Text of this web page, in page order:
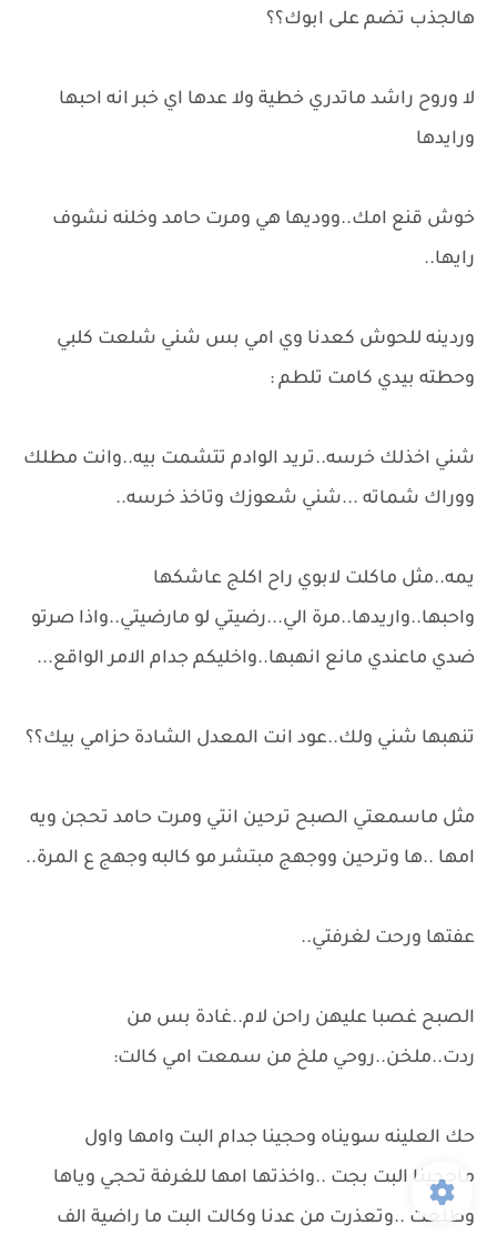
هالجذب تضم على ابوك؟؟
لا وروح راشد ماتدري خطية ولا عدها اي خبر انه احبها
ورايدها
خوش قنع امك..ووديها هي ومرت حامد وخلنه نشوف
رايها..
وردينه للحوش كعدنا وي امي بس شني شلعت كلبي
وحطته بيدي كامت تلطم :
شني اخذلك خرسه..تريد الوادم تتشمت بيه..وانت مطلك
ووراك شماته ...شني شعوزك وتاخذ خرسه..
يمه..مثل ماكلت لابوي راح اكلج عاشكها
واحبها..واريدها..مرة الي...رضيتي لو مارضيتي..واذا صرتو
ضدي ماعندي مانع انهبها..واخليكم جدام الامر الواقع...
تنهبها شني ولك..عود انت المعدل الشادة حزامي بيك؟؟
مثل ماسمعتي الصبح ترحين انتي ومرت حامد تحجن ويه
امها ..ها وترحين ووجهج مبتشر مو كالبه وجهج ع المرة..
عفتها ورحت لغرفتي..
الصبح غصبا عليهن راحن لام..غادة بس من
ردت..ملخن..روحي ملخ من سمعت امي كالت:
حك العلينه سويناه وحجينا جدام البت وامها واول
ماحجينا البت بجت ..واخذتها امها للغرفة تحجي وياها
وطلعت ..وتعذرت من عدنا وكالت البت ما راضية الف